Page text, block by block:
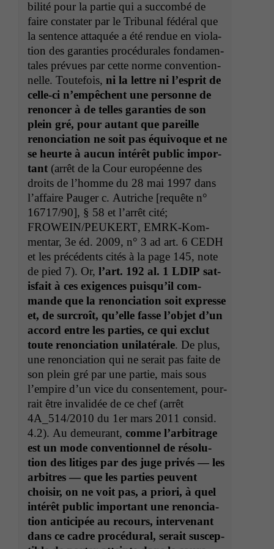
bil­ité pour la par­tie qui a suc­com­bé de
faire con­stater par le Tri­bunal fédéral que
la sen­tence attaquée a été ren­due en vio­la­
tion des garanties procé­du­rales fon­da­men­
tales prévues par cette norme con­ven­tion­
nelle. Toute­fois, ni la let­tre ni l’e­sprit de
celle-ci n’em­pêchent une per­son­ne de
renon­cer à de telles garanties de son
plein gré, pour autant que pareille
renon­ci­a­tion ne soit pas équiv­oque et ne
se heurte à aucun intérêt pub­lic impor­
tant (arrêt de la Cour européenne des
droits de l’homme du 28 mai 1997 dans
l’af­faire Pauger c. Autriche [requête n°
16717/90], § 58 et l’ar­rêt cité;
FROWEIN/PEUKERT, EMRK-Kom­
men­tar, 3e éd. 2009, n° 3 ad art. 6 CEDH
et les précé­dents cités à la page 145, note
de pied 7). Or, l’art. 192 al. 1 LDIP sat­
is­fait à ces exi­gences puisqu’il com­
mande que la renon­ci­a­tion soit expresse
et, de sur­croît, qu’elle fasse l’ob­jet d’un
accord entre les par­ties, ce qui exclut
toute renon­ci­a­tion uni­latérale. De plus,
une renon­ci­a­tion qui ne serait pas faite de
son plein gré par une par­tie, mais sous
l’em­pire d’un vice du con­sen­te­ment, pour­
rait être invalidée de ce chef (arrêt
4A_514/2010 du 1er mars 2011 con­sid.
4.2). Au demeu­rant, comme l’ar­bi­trage
est un mode con­ven­tion­nel de réso­lu­
tion des lit­iges par des juge privés — les
arbi­tres — que les par­ties peu­vent
choisir, on ne voit pas, a pri­ori, à quel
intérêt pub­lic impor­tant une renon­ci­a­
tion anticipée au recours, inter­venant
dans ce cadre procé­dur­al, serait sus­cep­
Notwendige